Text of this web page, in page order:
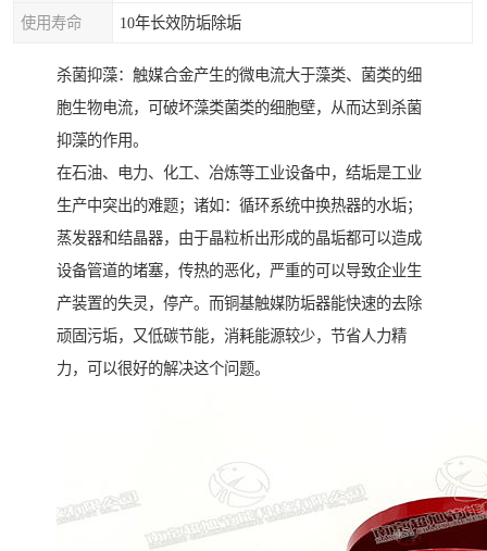
使用寿命 10年长效防垢除垢
杀菌抑藻：触媒合金产生的微电流大于藻类、菌类的细
胞生物电流，可破坏藻类菌类的细胞壁，从而达到杀菌
抑藻的作用。
在石油、电力、化工、冶炼等工业设备中，结垢是工业
生产中突出的难题；诸如：循环系统中换热器的水垢；
蒸发器和结晶器，由于晶粒析出形成的晶垢都可以造成
设备管道的堵塞，传热的恶化，严重的可以导致企业生
产装置的失灵，停产。而铜基触媒防垢器能快速的去除
顽固污垢，又低碳节能，消耗能源较少，节省人力精
力，可以很好的解决这个问题。